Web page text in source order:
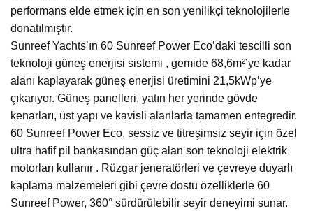
performans elde etmek için en son yenilikçi teknolojilerle
donatılmıştır.
Sunreef Yachts’ın 60 Sunreef Power Eco’daki tescilli son
teknoloji güneş enerjisi sistemi , gemide 68,6m²’ye kadar
alanı kaplayarak güneş enerjisi üretimini 21,5kWp’ye
çıkarıyor. Güneş panelleri, yatın her yerinde gövde
kenarları, üst yapı ve kavisli alanlarla tamamen entegredir.
60 Sunreef Power Eco, sessiz ve titreşimsiz seyir için özel
ultra hafif pil bankasından güç alan son teknoloji elektrik
motorları kullanır . Rüzgar jeneratörleri ve çevreye duyarlı
kaplama malzemeleri gibi çevre dostu özelliklerle 60
Sunreef Power, 360° sürdürülebilir seyir deneyimi sunar.